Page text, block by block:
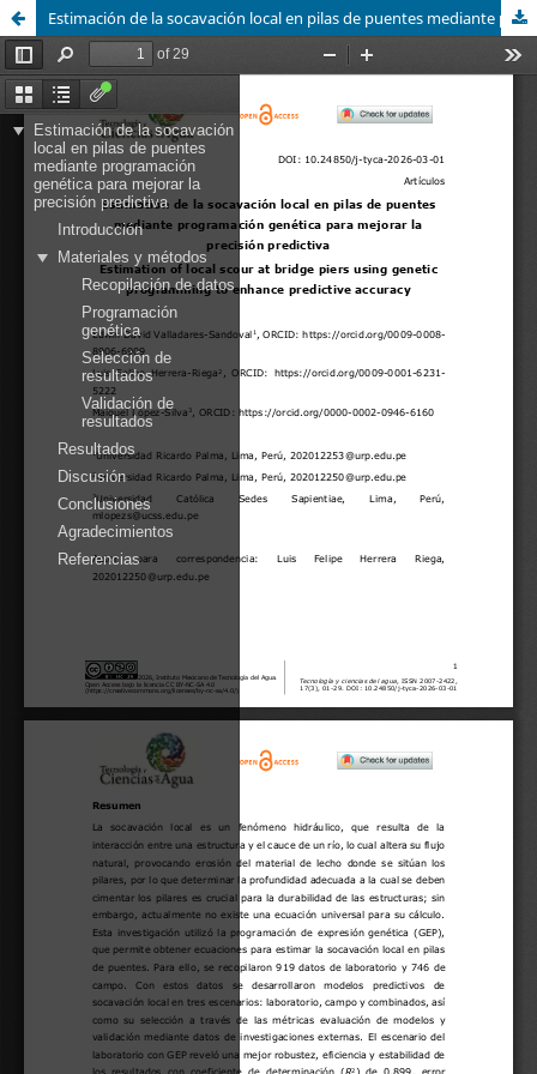
Estimación de la socavación local en pilas de puentes mediante programación genética para mejorar la precisión predictiva